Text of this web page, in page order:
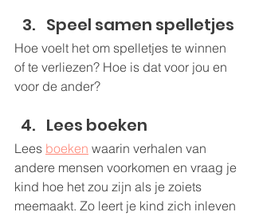
Speel samen spelletjes
Hoe voelt het om spelletjes te winnen
of te verliezen? Hoe is dat voor jou en
voor de ander?
Lees boeken
Lees boeken waarin verhalen van
andere mensen voorkomen en vraag je
kind hoe het zou zijn als je zoiets
meemaakt. Zo leert je kind zich inleven